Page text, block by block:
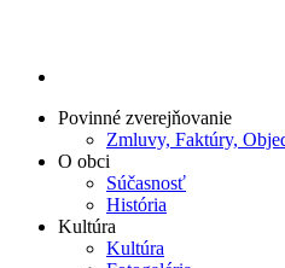
Povinné zverejňovanie
Zmluvy, Faktúry,
O obci
Súčasnosť
História
Kultúra
Kultúra